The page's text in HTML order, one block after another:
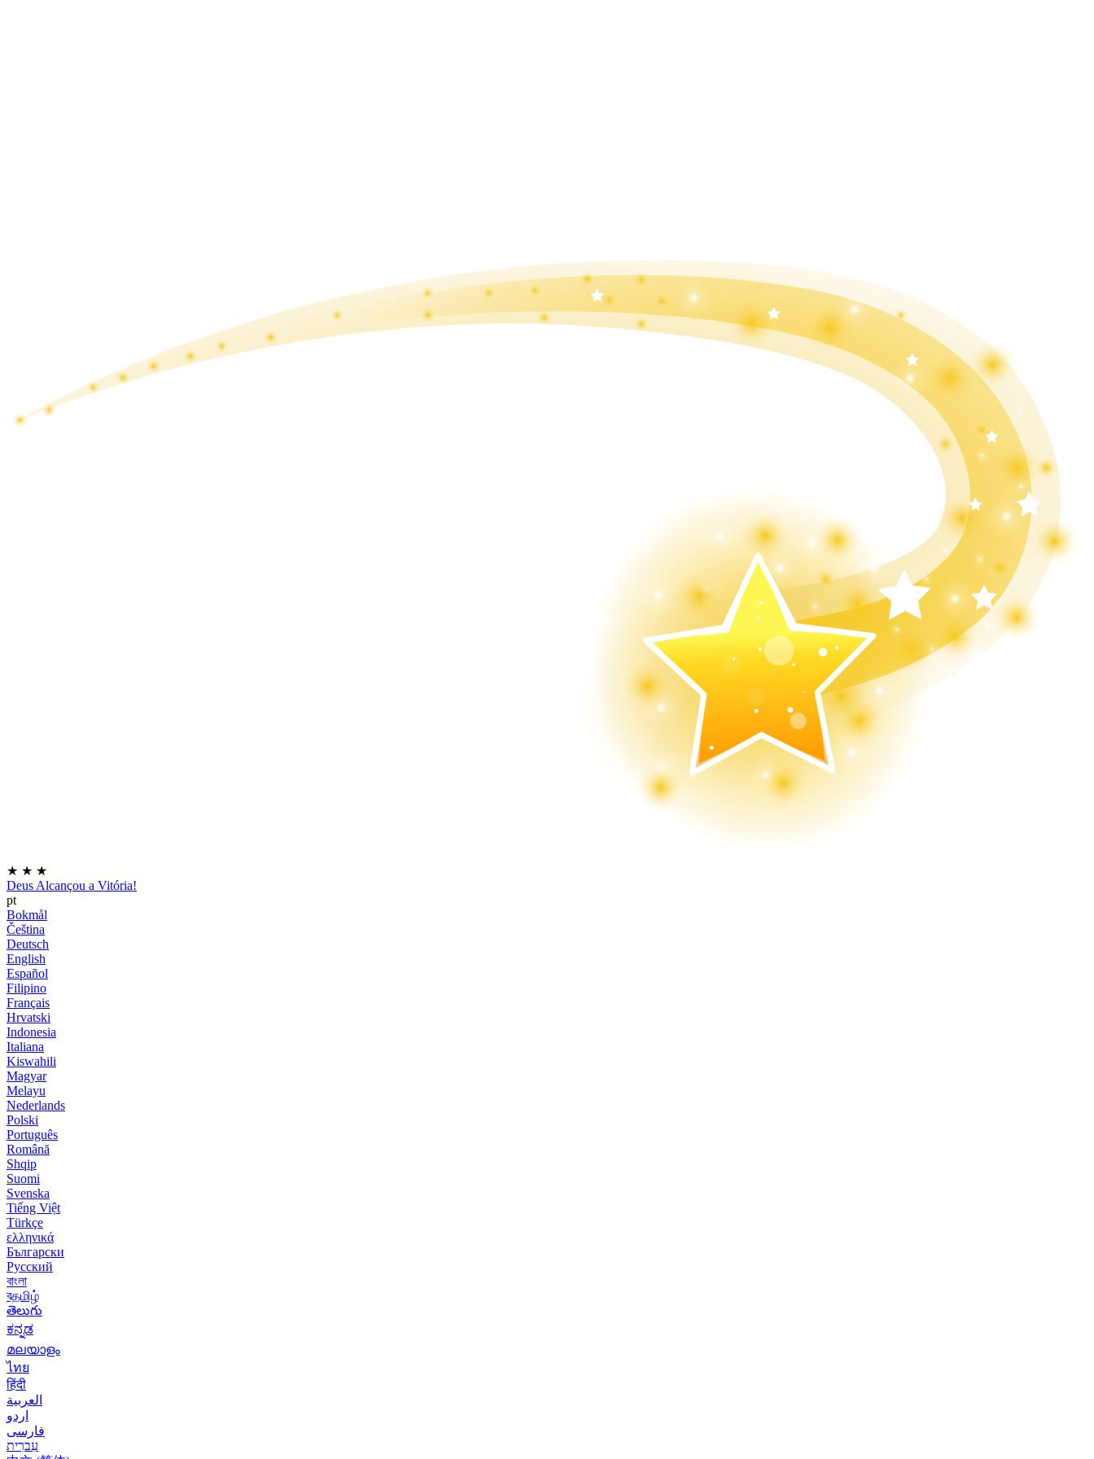
★ ★ ★
Deus Alcançou a Vitória!
pt
Bokmål
Čeština
Deutsch
English
Español
Filipino
Français
Hrvatski
Indonesia
Italiana
Kiswahili
Magyar
Melayu
Nederlands
Polski
Português
Română
Shqip
Suomi
Svenska
Tiếng Việt
Türkçe
ελληνικά
Български
Русский
বাংলা
বதமிழ்
తెలుగు
ಕನ್ನಡ
മലയാളം
ไทย
हिंदी
العربية
اردو
فارسی
עִברִית